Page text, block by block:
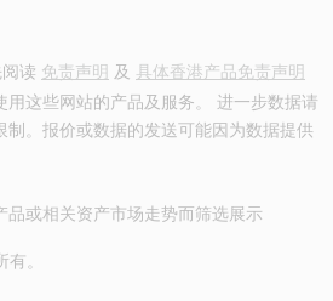
读 免责声明 及 具体香港产品免责声明
用这些网站的产品及服务。 进一步数据请
制。报价或数据的发送可能因为数据提供
品或相关资产市场走势而筛选展示
有。